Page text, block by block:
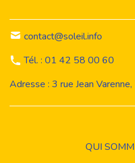
contact@soleil.info
Tél. : 01 42 58 00 60
Adresse : 3 rue Jean
QUI